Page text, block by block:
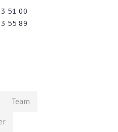
51 00
55 89
Team